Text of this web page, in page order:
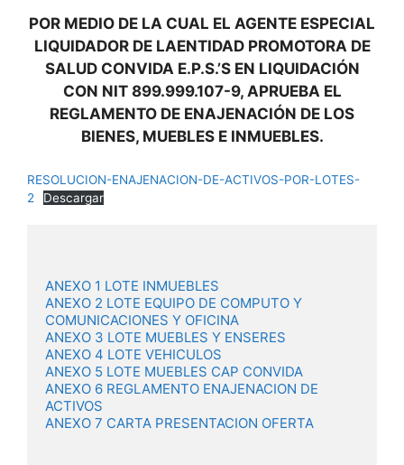
POR MEDIO DE LA CUAL EL AGENTE ESPECIAL
LIQUIDADOR DE LAENTIDAD PROMOTORA DE
SALUD CONVIDA E.P.S.’S EN LIQUIDACIÓN
CON NIT 899.999.107-9, APRUEBA EL
REGLAMENTO DE ENAJENACIÓN DE LOS
BIENES, MUEBLES E INMUEBLES.
RESOLUCION-ENAJENACION-DE-ACTIVOS-POR-LOTES-
2
Descargar
ANEXO 1 LOTE INMUEBLES
ANEXO 2 LOTE EQUIPO DE COMPUTO Y
COMUNICACIONES Y OFICINA
ANEXO 3 LOTE MUEBLES Y ENSERES
ANEXO 4 LOTE VEHICULOS
ANEXO 5 LOTE MUEBLES CAP CONVIDA
ANEXO 6 REGLAMENTO ENAJENACION DE
ACTIVOS
ANEXO 7 CARTA PRESENTACION OFERTA